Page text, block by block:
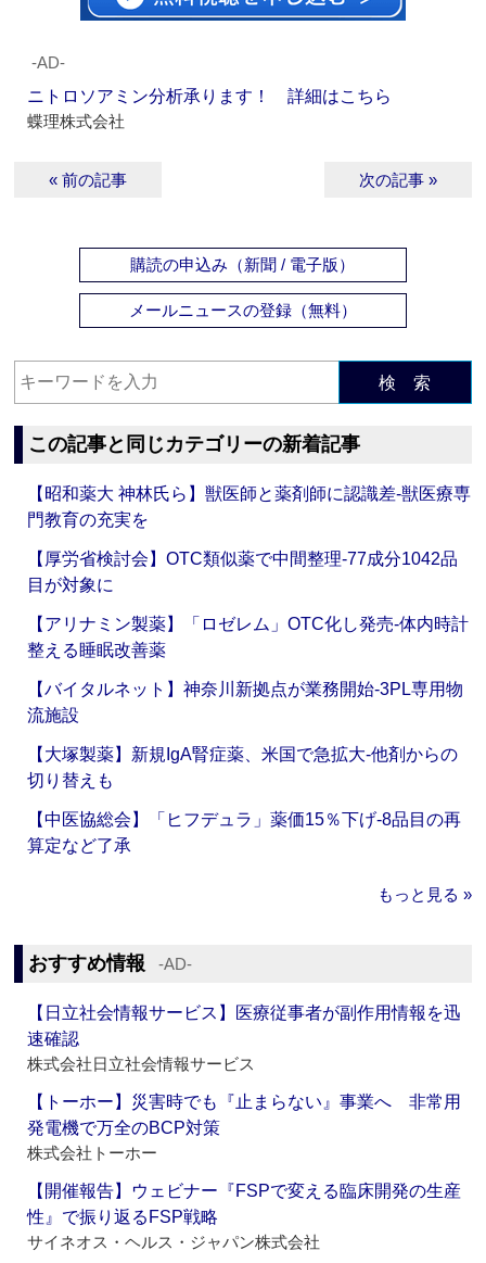
‐AD‐
ニトロソアミン分析承ります！ 詳細はこちら
蝶理株式会社
« 前の記事 次の記事 »
購読の申込み（新聞 / 電子版）
メールニュースの登録（無料）
検 索
この記事と同じカテゴリーの新着記事
【昭和薬大 神林氏ら】獣医師と薬剤師に認識差‐獣医療専
門教育の充実を
【厚労省検討会】OTC類似薬で中間整理‐77成分1042品
目が対象に
【アリナミン製薬】「ロゼレム」OTC化し発売‐体内時計
整える睡眠改善薬
【バイタルネット】神奈川新拠点が業務開始‐3PL専用物
流施設
【大塚製薬】新規IgA腎症薬、米国で急拡大‐他剤からの
切り替えも
【中医協総会】「ヒフデュラ」薬価15％下げ‐8品目の再
算定など了承
もっと見る »
おすすめ情報 ‐AD‐
【日立社会情報サービス】医療従事者が副作用情報を迅
速確認
株式会社日立社会情報サービス
【トーホー】災害時でも『止まらない』事業へ 非常用
発電機で万全のBCP対策
株式会社トーホー
【開催報告】ウェビナー『FSPで変える臨床開発の生産
性』で振り返るFSP戦略
サイネオス・ヘルス・ジャパン株式会社